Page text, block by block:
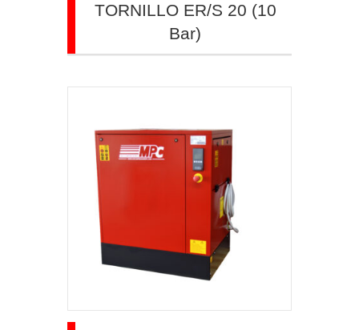
TORNILLO ER/S 20 (10
Bar)